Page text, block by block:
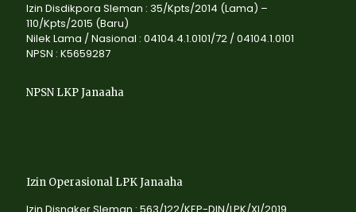
Izin Disdikpora Sleman : 35/Kpts/2014 (Lama) –
110/Kpts/2015 (Baru)
Nilek Lama / Nasional : 04104.4.1.0101/72 / 04104.1.0101
NPSN : K5659287
NPSN LKP Janaaha
Izin Operasional LPK Janaaha